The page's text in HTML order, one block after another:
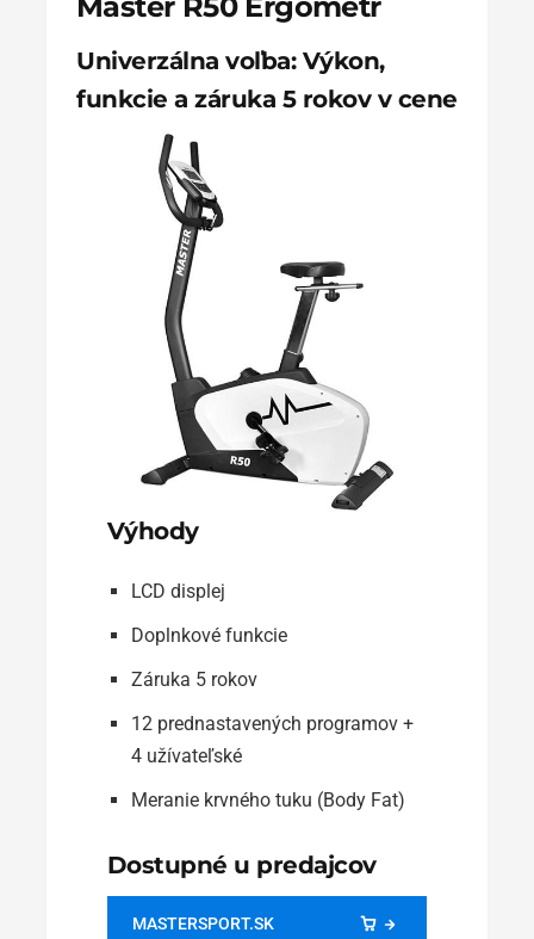
Univerzálna voľba: Výkon,
funkcie a záruka 5 rokov v cene
Výhody
LCD displej
Doplnkové funkcie
Záruka 5 rokov
12 prednastavených programov +
4 užívateľské
Meranie krvného tuku (Body Fat)
Dostupné u predajcov
MASTERSPORT.SK